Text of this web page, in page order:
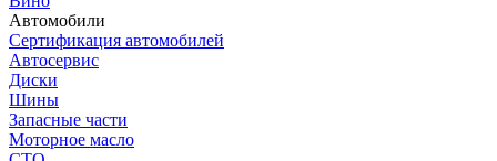
Автомобили
Сертификация автомобилей
Автосервис
Диски
Шины
Запасные части
Моторное масло